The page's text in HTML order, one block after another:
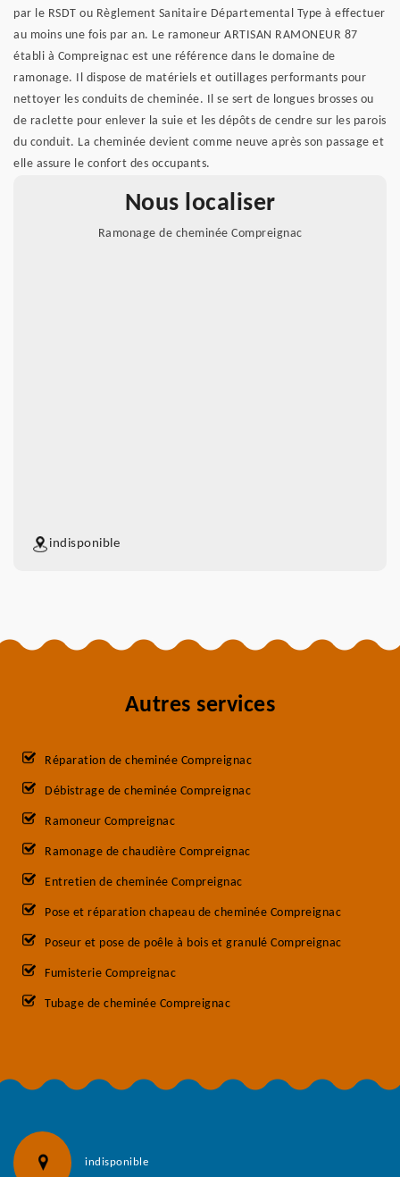
par le RSDT ou Règlement Sanitaire Départemental Type à effectuer
au moins une fois par an. Le ramoneur ARTISAN RAMONEUR 87
établi à Compreignac est une référence dans le domaine de
ramonage. Il dispose de matériels et outillages performants pour
nettoyer les conduits de cheminée. Il se sert de longues brosses ou
de raclette pour enlever la suie et les dépôts de cendre sur les parois
du conduit. La cheminée devient comme neuve après son passage et
elle assure le confort des occupants.
Nous localiser
Ramonage de cheminée Compreignac
indisponible
Autres services
Réparation de cheminée Compreignac
Débistrage de cheminée Compreignac
Ramoneur Compreignac
Ramonage de chaudière Compreignac
Entretien de cheminée Compreignac
Pose et réparation chapeau de cheminée Compreignac
Poseur et pose de poêle à bois et granulé Compreignac
Fumisterie Compreignac
Tubage de cheminée Compreignac
indisponible